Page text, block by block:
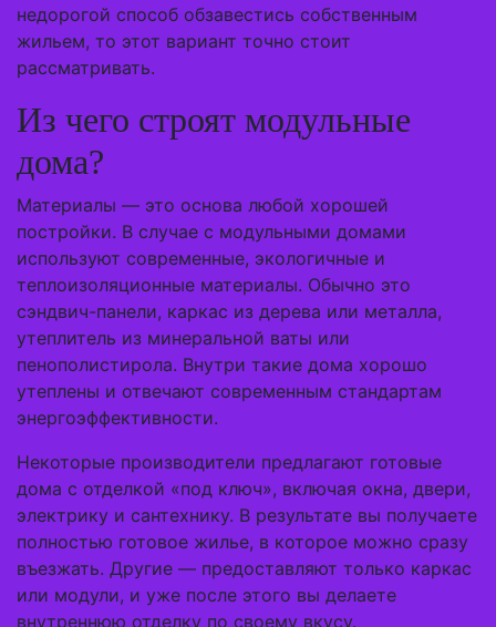
недорогой способ обзавестись собственным
жильем, то этот вариант точно стоит
рассматривать.
Из чего строят модульные
дома?
Материалы — это основа любой хорошей
постройки. В случае с модульными домами
используют современные, экологичные и
теплоизоляционные материалы. Обычно это
сэндвич-панели, каркас из дерева или металла,
утеплитель из минеральной ваты или
пенополистирола. Внутри такие дома хорошо
утеплены и отвечают современным стандартам
энергоэффективности.
Некоторые производители предлагают готовые
дома с отделкой «под ключ», включая окна, двери,
электрику и сантехнику. В результате вы получаете
полностью готовое жилье, в которое можно сразу
въезжать. Другие — предоставляют только каркас
или модули, и уже после этого вы делаете
внутреннюю отделку по своему вкусу.